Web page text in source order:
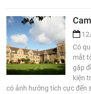
Có
mắt
gặp
kiện
có ảnh hưởng tích cực đến